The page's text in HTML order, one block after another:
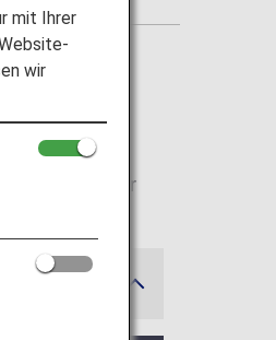
und Ihr
mit Ihrer
wir